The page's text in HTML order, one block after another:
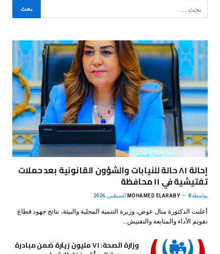
إحالة ٨١ حالة للنيابات والشؤون القانونية بعد حملات
تفتيشية في ١١ محافظة
بواسطة MOHAMED ELARABY 8 أغسطس، 2026
أعلنت الدكتورة منال عوض، وزيرة التنمية المحلية والبيئة، نتائج جهود قطاع
تقويم الأداء والمتابعة والتفتيش…
وزارة الصحة: ٧١ مليون زيارة ضمن مبادرة